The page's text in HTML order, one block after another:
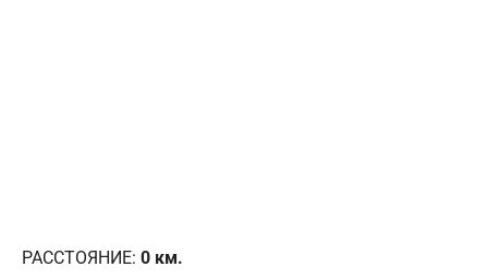
РАССТОЯНИЕ: 0 км.